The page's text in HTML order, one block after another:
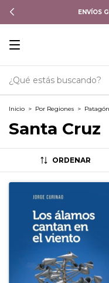
ENVÍOS
Inicio > Por Regiones >
Santa Cruz
ORDENAR